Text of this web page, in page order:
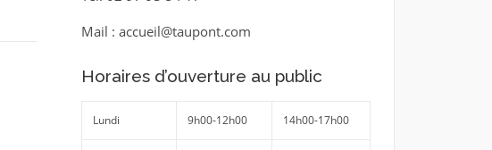
Mail : accueil@taupont.com
Horaires d’ouverture au public
Lundi 9h00-12h00 14h00-17h00